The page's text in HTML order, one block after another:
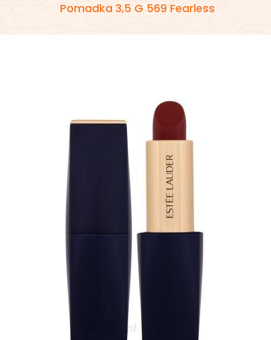
Pomadka 3,5 G 569 Fearless